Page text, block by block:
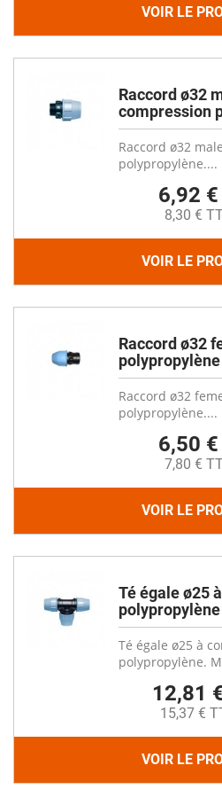
VOIR LE
Raccord ø32
compression
Raccord ø32
polypropylène....
6,92
8,30 €
VOIR LE
Raccord ø32
polypropylène
Raccord ø32
polypropylène....
6,50
7,80 €
VOIR LE
Té égale ø25
polypropylène
Té égale ø25 à
polypropylène.
12,81
15,37 €
VOIR LE